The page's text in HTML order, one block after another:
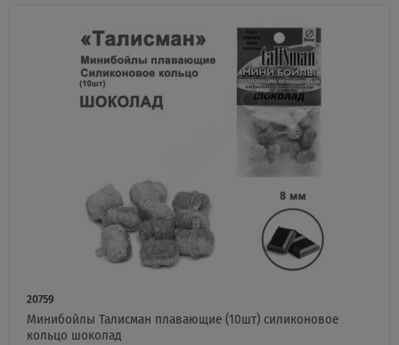
20759
Минибойлы Талисман плавающие (10шт) силиконовое
кольцо шоколад